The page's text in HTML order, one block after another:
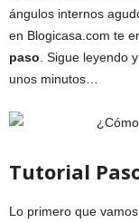
ángulos internos
en Blogicasa.com te
paso . Sigue leyendo
unos minutos…
Tutorial
Lo primero que